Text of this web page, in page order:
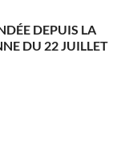
DEPUIS LA
DU 22 JUILLET